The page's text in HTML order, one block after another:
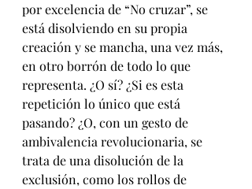
por excelencia de “No cruzar”, se
está disolviendo en su propia
creación y se mancha, una vez más,
en otro borrón de todo lo que
representa. ¿O sí? ¿Si es esta
repetición lo único que está
pasando? ¿O, con un gesto de
ambivalencia revolucionaria, se
trata de una disolución de la
exclusión, como los rollos de